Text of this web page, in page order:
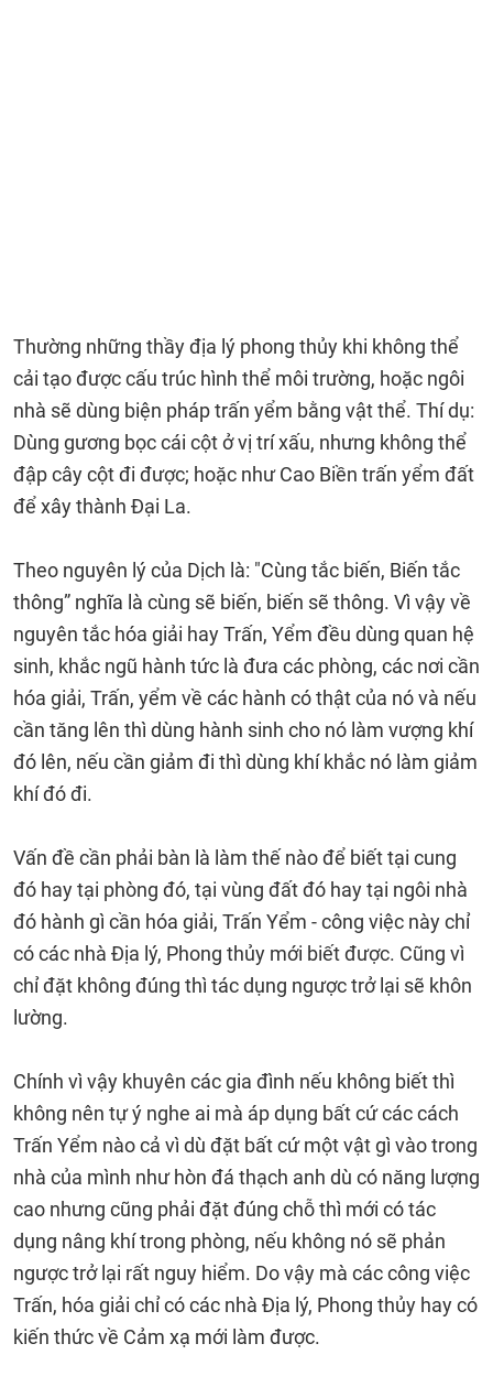
Thường những thầy địa lý phong thủy khi không thể
cải tạo được cấu trúc hình thể môi trường, hoặc ngôi
nhà sẽ dùng biện pháp trấn yểm bằng vật thể. Thí dụ:
Dùng gương bọc cái cột ở vị trí xấu, nhưng không thể
đập cây cột đi được; hoặc như Cao Biền trấn yểm đất
để xây thành Đại La.
Theo nguyên lý của Dịch là: "Cùng tắc biến, Biến tắc
thông” nghĩa là cùng sẽ biến, biến sẽ thông. Vì vậy về
nguyên tắc hóa giải hay Trấn, Yểm đều dùng quan hệ
sinh, khắc ngũ hành tức là đưa các phòng, các nơi cần
hóa giải, Trấn, yểm về các hành có thật của nó và nếu
cần tăng lên thì dùng hành sinh cho nó làm vượng khí
đó lên, nếu cần giảm đi thì dùng khí khắc nó làm giảm
khí đó đi.
Vấn đề cần phải bàn là làm thế nào để biết tại cung
đó hay tại phòng đó, tại vùng đất đó hay tại ngôi nhà
đó hành gì cần hóa giải, Trấn Yểm - công việc này chỉ
có các nhà Địa lý, Phong thủy mới biết được. Cũng vì
chỉ đặt không đúng thì tác dụng ngược trở lại sẽ khôn
lường.
Chính vì vậy khuyên các gia đình nếu không biết thì
không nên tự ý nghe ai mà áp dụng bất cứ các cách
Trấn Yểm nào cả vì dù đặt bất cứ một vật gì vào trong
nhà của mình như hòn đá thạch anh dù có năng lượng
cao nhưng cũng phải đặt đúng chỗ thì mới có tác
dụng nâng khí trong phòng, nếu không nó sẽ phản
ngược trở lại rất nguy hiểm. Do vậy mà các công việc
Trấn, hóa giải chỉ có các nhà Địa lý, Phong thủy hay có
kiến thức về Cảm xạ mới làm được.